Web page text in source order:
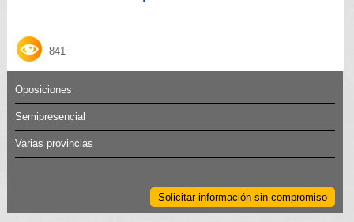
841
Oposiciones
Semipresencial
Varias provincias
Solicitar información sin compromiso